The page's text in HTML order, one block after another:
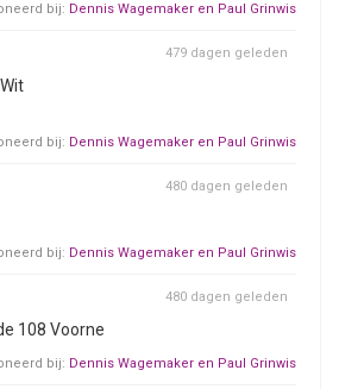
bij: Dennis Wagemaker en Paul Grinwis
479 dagen geleden
bij: Dennis Wagemaker en Paul Grinwis
480 dagen geleden
bij: Dennis Wagemaker en Paul Grinwis
108 Voorne
480 dagen geleden
bij: Dennis Wagemaker en Paul Grinwis